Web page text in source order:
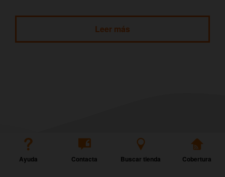
Leer más
Ayuda Contacta Buscar tienda Cobertura